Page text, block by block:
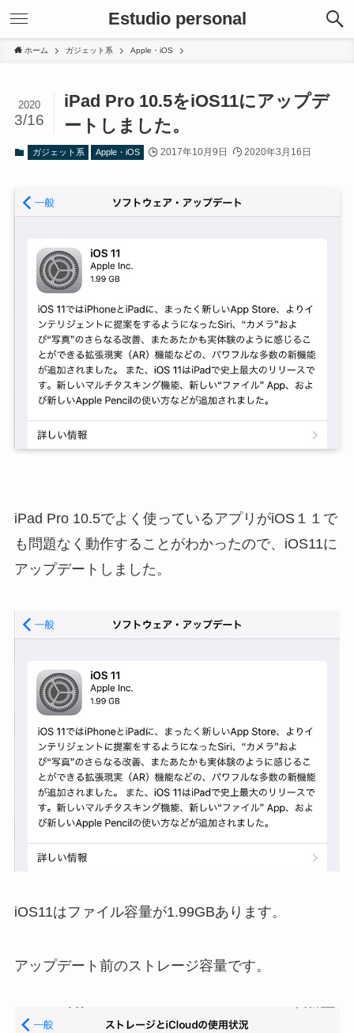
Estudio personal
ホーム ガジェット系 Apple・iOS
iPad Pro 10.5をiOS11にアップデ
ートしました。
2020
3/16
ガジェット系 Apple・iOS 2017年10月9日 2020年3月16日
iPad Pro 10.5でよく使っているアプリがiOS１１で
も問題なく動作することがわかったので、iOS11に
アップデートしました。
iOS11はファイル容量が1.99GBあります。
アップデート前のストレージ容量です。